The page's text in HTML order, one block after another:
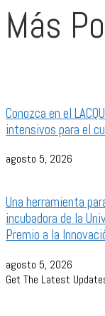
Más
Conozca en el
intensivos para el
agosto 5, 2026
Una herramienta
incubadora de la
Premio a la
agosto 5, 2026
Get The Latest